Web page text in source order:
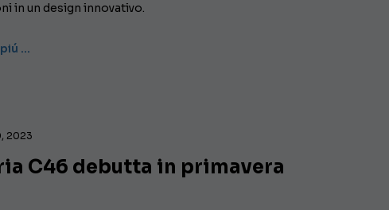
in un design innovativo.
…
2023
C46 debutta in primavera